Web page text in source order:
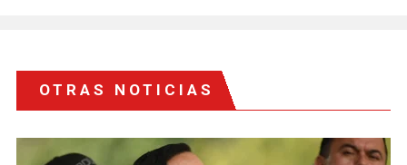
OTRAS NOTICIAS